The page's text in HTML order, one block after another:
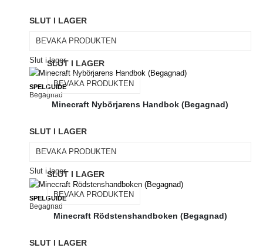
SLUT I LAGER
BEVAKA PRODUKTEN
Slut i lager
SPELGUIDE
Begagnad
SLUT I LAGER
BEVAKA PRODUKTEN
Minecraft Nybörjarens Handbok (Begagnad)
SLUT I LAGER
BEVAKA PRODUKTEN
Slut i lager
SPELGUIDE
Begagnad
SLUT I LAGER
BEVAKA PRODUKTEN
Minecraft Rödstenshandboken (Begagnad)
SLUT I LAGER